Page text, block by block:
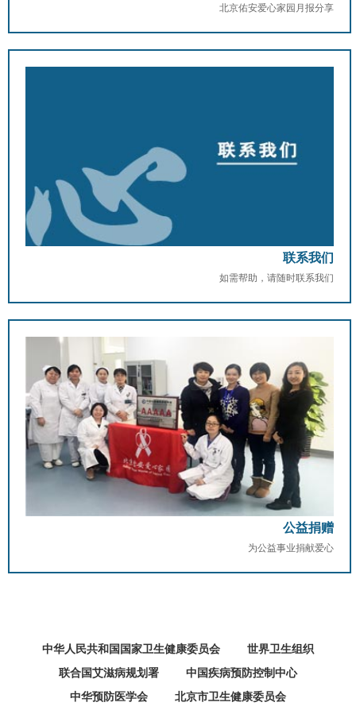
北京佑安爱心家园月报分享
联系我们
如需帮助，请随时联系我们
公益捐赠
为公益事业捐献爱心
中华人民共和国国家卫生健康委员会
世界卫生组织
联合国艾滋病规划署
中国疾病预防控制中心
中华预防医学会
北京市卫生健康委员会